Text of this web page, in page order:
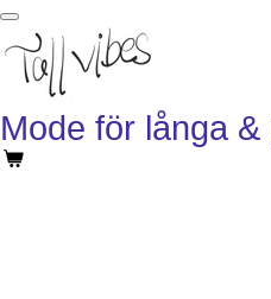
Hoppa
till
huvudinnehållet
Mode för långa